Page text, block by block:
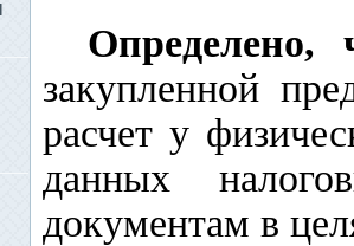
закупленной
расчет у
данных
документам в